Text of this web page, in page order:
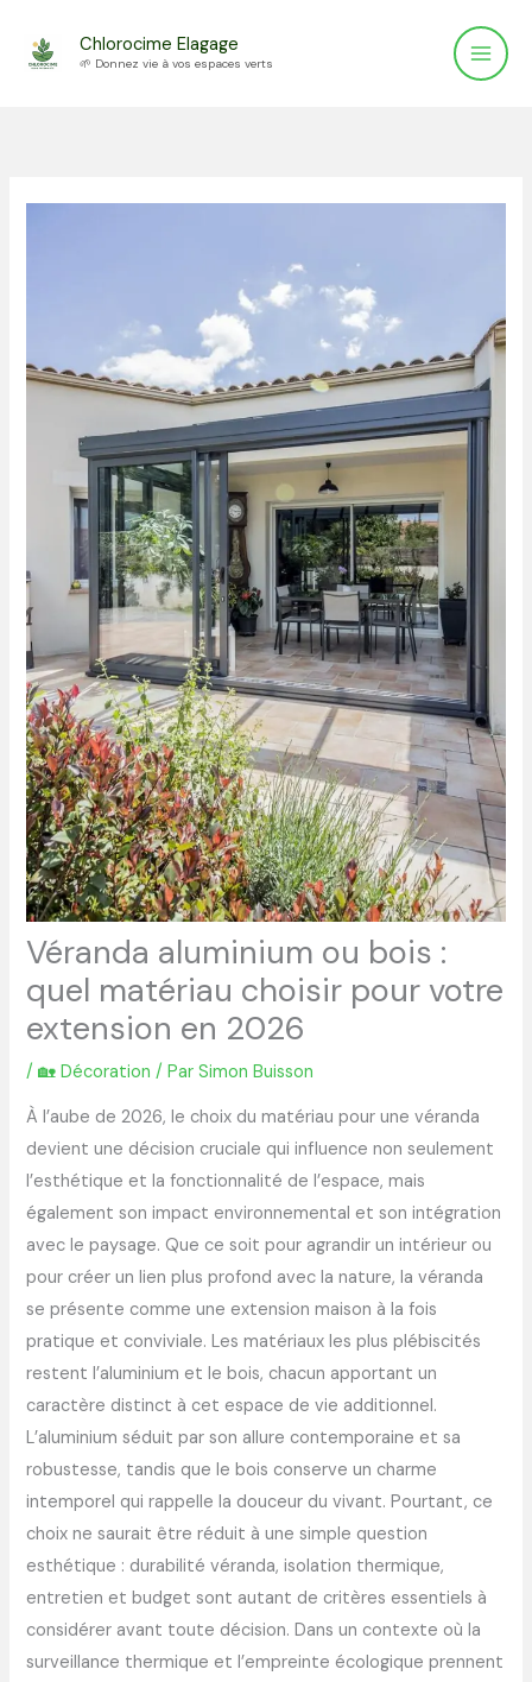
Chlorocime Elagage
🌱 Donnez vie à vos espaces verts
Véranda aluminium ou bois :
quel matériau choisir pour votre
extension en 2026
/🏡 Décoration / ParSimon Buisson
À l’aube de 2026, le choix du matériau pour une véranda
devient une décision cruciale qui influence non seulement
l’esthétique et la fonctionnalité de l’espace, mais
également son impact environnemental et son intégration
avec le paysage. Que ce soit pour agrandir un intérieur ou
pour créer un lien plus profond avec la nature, la véranda
se présente comme une extension maison à la fois
pratique et conviviale. Les matériaux les plus plébiscités
restent l’aluminium et le bois, chacun apportant un
caractère distinct à cet espace de vie additionnel.
L’aluminium séduit par son allure contemporaine et sa
robustesse, tandis que le bois conserve un charme
intemporel qui rappelle la douceur du vivant. Pourtant, ce
choix ne saurait être réduit à une simple question
esthétique : durabilité véranda, isolation thermique,
entretien et budget sont autant de critères essentiels à
considérer avant toute décision. Dans un contexte où la
surveillance thermique et l’empreinte écologique prennent